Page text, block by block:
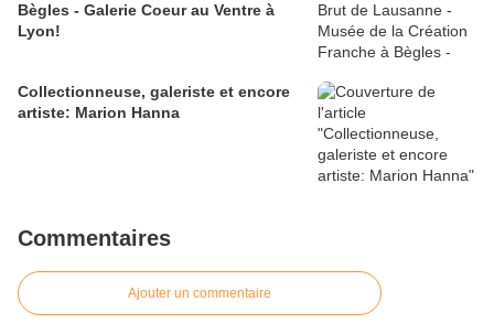
Bègles - Galerie Coeur au Ventre à
Lyon!
Collectionneuse, galeriste et encore
artiste: Marion Hanna
Commentaires
Ajouter un commentaire